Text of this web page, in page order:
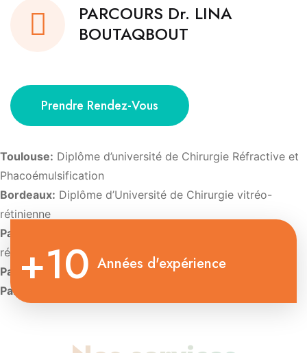
PARCOURS Dr. LINA
BOUTAQBOUT
Prendre Rendez-Vous
Toulouse: Diplôme d’université de Chirurgie Réfractive et
Phacoémulsification
Bordeaux: Diplôme d’Université de Chirurgie vitréo-
rétinienne
Paris:
rétinienne
Paris: Diplôme d’Université de Contactologie.
Paris:+10 Années d'expérience